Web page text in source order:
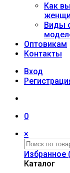
Как
Виды
Оптовикам
Контакты
Вход
0
×
Избранное
Каталог